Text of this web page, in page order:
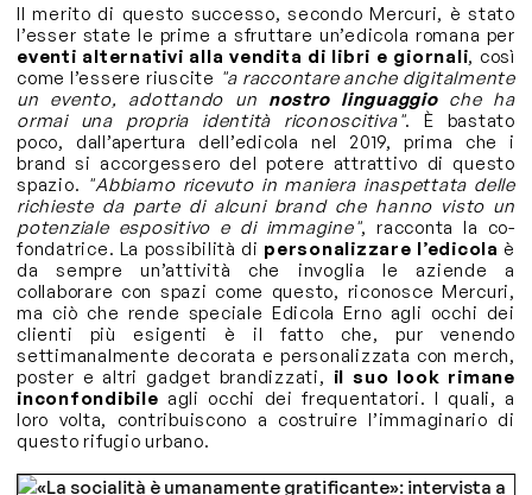
Il merito di questo successo, secondo Mercuri, è stato
l’esser state le prime a sfruttare un’edicola romana per
eventi alternativi alla vendita di libri e giornali, così
come l’essere riuscite "a raccontare anche digitalmente
un evento, adottando un nostro linguaggioche ha
ormai una propria identità riconoscitiva". È bastato
poco, dall’apertura dell’edicola nel 2019, prima che i
brand si accorgessero del potere attrattivo di questo
spazio. "Abbiamo ricevuto in maniera inaspettata delle
richieste da parte di alcuni brand che hanno visto un
potenziale espositivo e di immagine", racconta la co-
fondatrice. La possibilità di personalizzare l’edicola è
da sempre un’attività che invoglia le aziende a
collaborare con spazi come questo, riconosce Mercuri,
ma ciò che rende speciale Edicola Erno agli occhi dei
clienti più esigenti è il fatto che, pur venendo
settimanalmente decorata e personalizzata con merch,
poster e altri gadget brandizzati, il suo look rimane
inconfondibile agli occhi dei frequentatori. I quali, a
loro volta, contribuiscono a costruire l’immaginario di
questo rifugio urbano.